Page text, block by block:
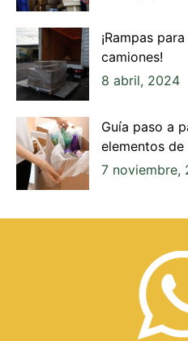
¡Rampas
camiones!
8 abril, 2024
Guía paso a
elementos
7 noviembre,